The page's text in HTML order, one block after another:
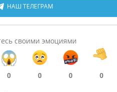
НАШ ТЕЛЕГРАМ
своими эмоциями
0 0 0 0